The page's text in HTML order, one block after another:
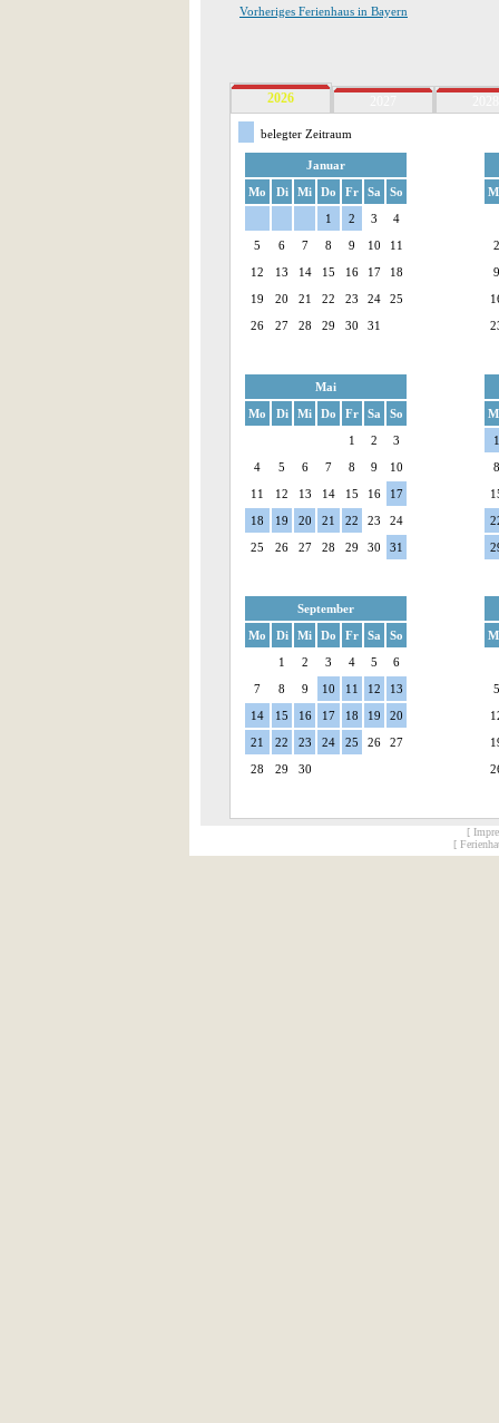
Vorheriges Ferienhaus in Bayern
2026
belegter Zeitraum
Januar
Mo
Di Mi Do Fr Sa
So
1
2 3
4
5
6 7 8 9 10
11
12
13 14 15 16 17
18
19
20 21 22 23 24
25
26
27 28 29 30 31
2
9
Mai
Mo
Di Mi Do Fr Sa
So
1
2
3
4
5 6 7 8 9
10
11
12 13 14 15 16
17
18
19 20 21 22 23
24
25
26 27 28 29 30 31
1
8
September
Mo
Di Mi Do Fr Sa
So
1
2 3 4 5
6
7
8 9 10 11 12
13
14
15 16 17 18 19
20
21
22 23 24 25 26
27
28
29 30
5
[
[